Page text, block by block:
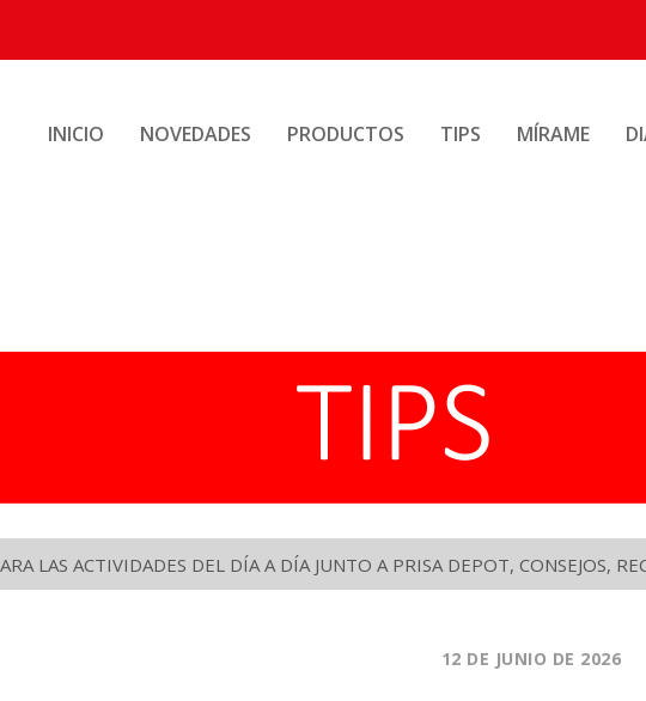
INICIO NOVEDADES PRODUCTOS TIPS MÍRAME
LAS ACTIVIDADES DEL DÍA A DÍA JUNTO A PRISA DEPOT, CONSEJOS,
12 DE JUNIO DE 2026